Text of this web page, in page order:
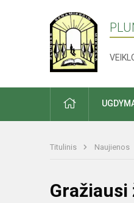
PRADŽIA
Titulinis Naujienos